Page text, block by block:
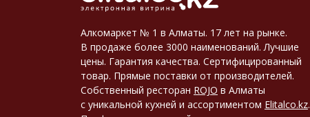
Алкомаркет № 1 в Алматы. 17 лет на рынке.
В продаже более 3000 наименований. Лучшие
цены. Гарантия качества. Сертифицированный
товар. Прямые поставки от производителей.
Собственный ресторан ROJO в Алматы
с уникальной кухней и ассортиментом Elitalco.kz.